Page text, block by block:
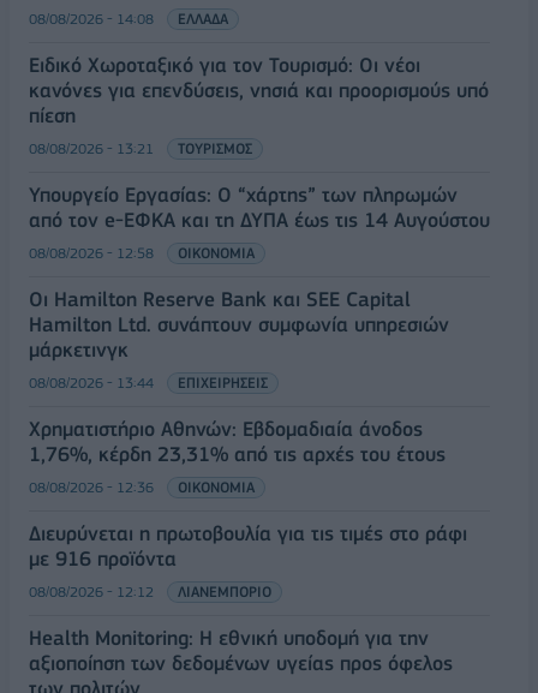
08/08/2026 - 14:08 ΕΛΛΑΔΑ
Ειδικό Χωροταξικό για τον Τουρισμό: Οι νέοι
κανόνες για επενδύσεις, νησιά και προορισμούς υπό
πίεση
08/08/2026 - 13:21 ΤΟΥΡΙΣΜΟΣ
Υπουργείο Εργασίας: Ο “χάρτης” των πληρωμών
από τον e-ΕΦΚΑ και τη ΔΥΠΑ έως τις 14 Αυγούστου
08/08/2026 - 12:58 ΟΙΚΟΝΟΜΙΑ
Οι Hamilton Reserve Bank και SEE Capital
Hamilton Ltd. συνάπτουν συμφωνία υπηρεσιών
μάρκετινγκ
08/08/2026 - 13:44 ΕΠΙΧΕΙΡΗΣΕΙΣ
Χρηματιστήριο Αθηνών: Εβδομαδιαία άνοδος
1,76%, κέρδη 23,31% από τις αρχές του έτους
08/08/2026 - 12:36 ΟΙΚΟΝΟΜΙΑ
Διευρύνεται η πρωτοβουλία για τις τιμές στο ράφι
με 916 προϊόντα
08/08/2026 - 12:12 ΛΙΑΝΕΜΠΟΡΙΟ
Health Monitoring: Η εθνική υποδομή για την
αξιοποίηση των δεδομένων υγείας προς όφελος